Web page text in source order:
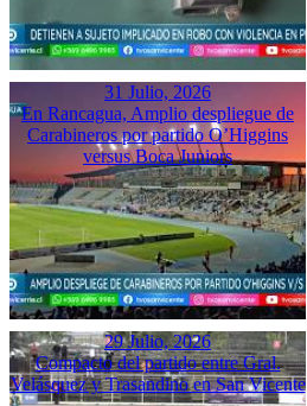
31 Julio, 2026
En Rancagua, Amplio despliegue de
Carabineros por partido O’Higgins
versus Boca Juniors
29 Julio, 2026
Compacto del partido entre Gral.
Velásquez y Trasandino en San Vicente